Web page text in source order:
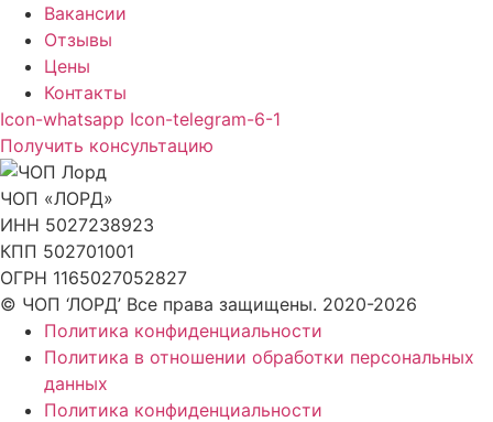
Вакансии
Отзывы
Цены
Контакты
Icon-whatsapp Icon-telegram-6-1
Получить консультацию
ЧОП «ЛОРД»
ИНН 5027238923
КПП 502701001
ОГРН 1165027052827
© ЧОП ‘ЛОРД’ Все права защищены. 2020-2026
Политика конфиденциальности
Политика в отношении обработки персональных
данных
Политика конфиденциальности